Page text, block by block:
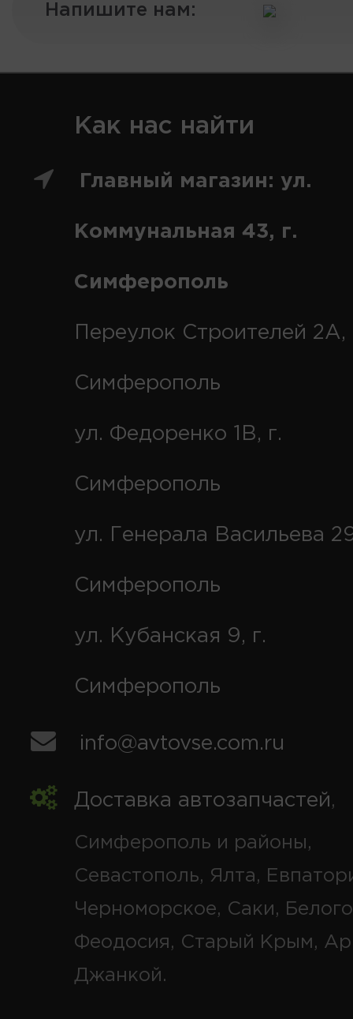
Напишите нам:
Как нас найти
Главный магазин: ул.
Коммунальная 43, г.
Симферополь
Переулок Строителей 2А,
Симферополь
ул. Федоренко 1В, г.
Симферополь
ул. Генерала Васильева
Симферополь
ул. Кубанская 9, г.
Симферополь
info@avtovse.com.ru
Доставка автозапчастей,
Симферополь и районы,
Севастополь, Ялта,
Черноморское, Саки,
Феодосия, Старый Крым,
Джанкой.